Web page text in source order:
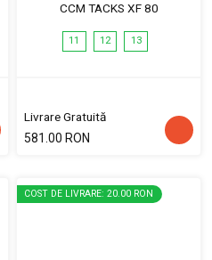
CCM TACKS XF 80
11 12 13
Livrare Gratuită
581.00 RON
COST DE LIVRARE: 20.00 RON